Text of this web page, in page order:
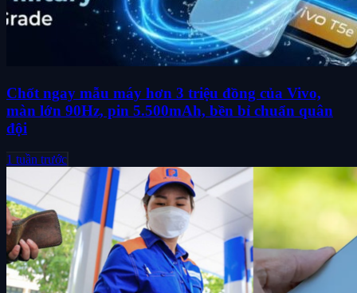
Chốt ngay mẫu máy hơn 3 triệu đồng của Vivo,
màn lớn 90Hz, pin 5.500mAh, bền bỉ chuẩn quân
đội
1 tuần trước